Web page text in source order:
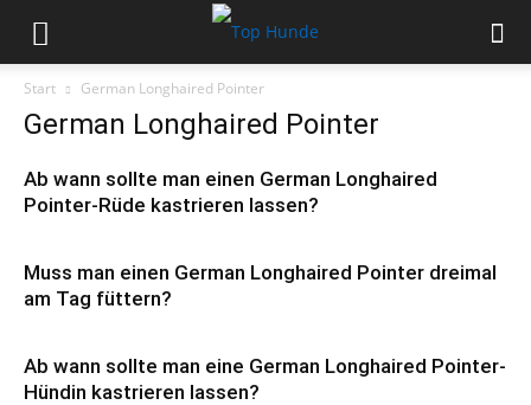
Start German Longhaired Pointer
German Longhaired Pointer
Ab wann sollte man einen German Longhaired
Pointer-Rüde kastrieren lassen?
Muss man einen German Longhaired Pointer dreimal
am Tag füttern?
Ab wann sollte man eine German Longhaired Pointer-
Hündin kastrieren lassen?